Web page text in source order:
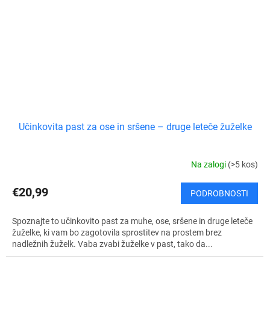
Učinkovita past za ose in sršene – druge leteče žuželke
Na zalogi (>5 kos)
€20,99 PODROBNOSTI
Spoznajte to učinkovito past za muhe, ose, sršene in druge leteče
žuželke, ki vam bo zagotovila sprostitev na prostem brez
nadležnih žuželk. Vaba zvabi žuželke v past, tako da...